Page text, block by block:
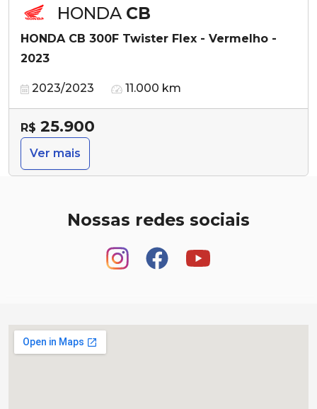
HONDA CB
HONDA CB 300F Twister Flex - Vermelho -
2023
2023/2023 11.000 km
R$ 25.900
Ver mais
Nossas redes sociais